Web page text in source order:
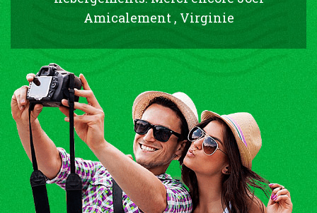
Amicalement , Virginie